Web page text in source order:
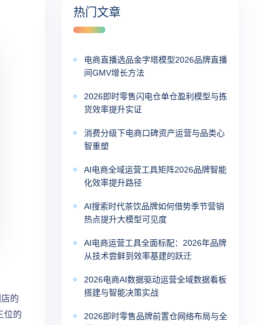
的
位的
热门文章
电商直播选品金字塔模型2026品牌直播
间GMV增长方法
2026即时零售闪电仓单仓盈利模型与拣
货效率提升实证
消费分级下电商口碑资产运营与品类心
智重塑
AI电商全域运营工具矩阵2026品牌智能
化效率提升路径
AI搜索时代茶饮品牌如何借势季节营销
热点提升大模型可见度
AI电商运营工具全面标配：2026年品牌
从技术尝鲜到效率基建的跃迁
2026电商AI数据驱动运营全域数据看板
搭建与智能决策实战
2026即时零售品牌前置仓网络布局与全